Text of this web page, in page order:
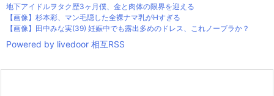
地下アイドルヲタク歴3ヶ月僕、金と肉体の限界を迎える
【画像】杉本彩、マン毛隠した全裸ナマ乳がHすぎる
【画像】田中みな実(39) 妊娠中でも露出多めのドレス、これノーブラか？
Powered by livedoor 相互RSS